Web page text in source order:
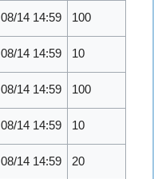
08/14 14:59 100
08/14 14:59 10
08/14 14:59 100
08/14 14:59 10
08/14 14:59 20